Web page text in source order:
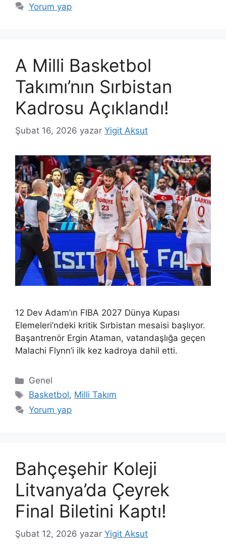
Yorum yap
A Milli Basketbol
Takımı’nın Sırbistan
Kadrosu Açıklandı!
Şubat 16, 2026 yazar Yigit Aksut
12 Dev Adam’ın FIBA 2027 Dünya Kupası
Elemeleri’ndeki kritik Sırbistan mesaisi başlıyor.
Başantrenör Ergin Ataman, vatandaşlığa geçen
Malachi Flynn’i ilk kez kadroya dahil etti.
Kategoriler
Genel
Etiketler
Basketbol, Milli Takım
Yorum yap
Bahçeşehir Koleji
Litvanya’da Çeyrek
Final Biletini Kaptı!
Şubat 12, 2026 yazar Yigit Aksut